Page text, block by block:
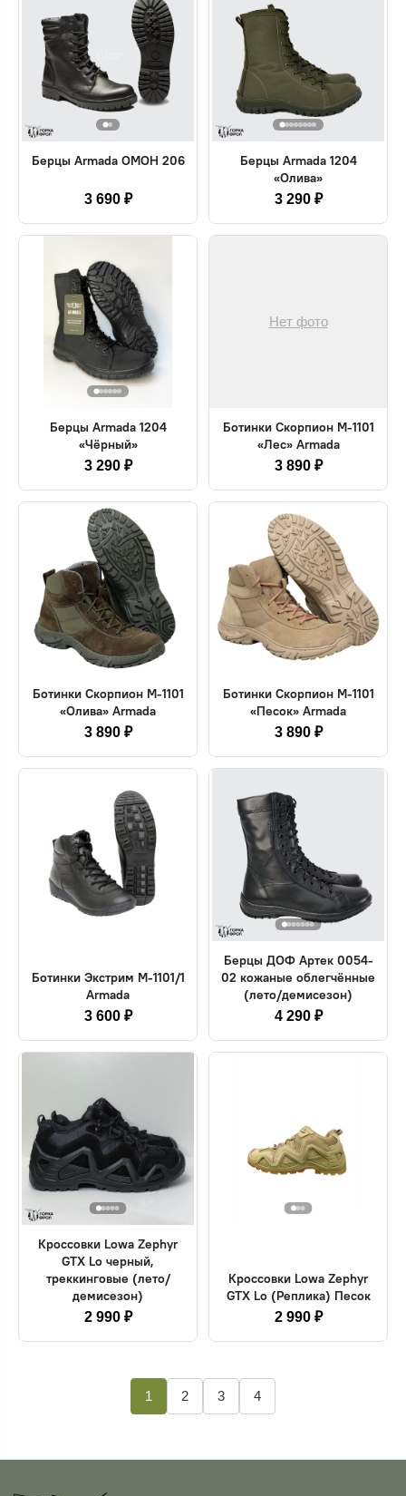
Берцы Armada ОМОН 206
3 690 ₽
Берцы Armada 1204
«Олива»
3 290 ₽
Берцы Armada 1204
«Чёрный»
3 290 ₽
Нет фото
Ботинки Скорпион М-1101
«Лес» Armada
3 890 ₽
Ботинки Скорпион М-1101
«Олива» Armada
3 890 ₽
Ботинки Скорпион М-1101
«Песок» Armada
3 890 ₽
Ботинки Экстрим М-1101/1
Armada
3 600 ₽
Берцы ДОФ Артек 0054-
02 кожаные облегчённые
(лето/демисезон)
4 290 ₽
Кроссовки Lowa Zephyr
GTX Lo черный,
треккинговые (лето/
демисезон)
2 990 ₽
Кроссовки Lowa Zephyr
GTX Lo (Реплика) Песок
2 990 ₽
1 2 3 4